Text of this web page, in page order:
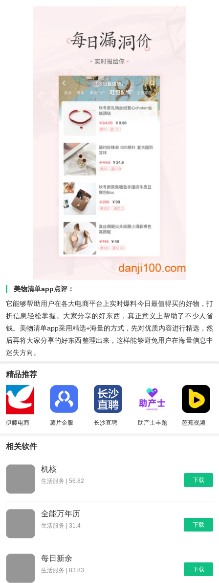
美物清单app点评：
它能够帮助用户在各大电商平台上实时爆料今日最值得买的好物，打
折信息轻松掌握。大家分享的好东西，真正意义上帮助了不少人省
钱。美物清单app采用精选+海量的方式，先对优质内容进行精选，然
后再将大家分享的好东西整理出来，这样能够避免用户在海量信息中
迷失方向。
精品推荐
伊藤电商 薯片企服 长沙直聘
助产士丰题
芭蕉视频
相关软件
下载
机核
生活服务 | 56.82
下载
全能万年历
生活服务 | 31.4
下载
每日新余
生活服务 | 83.83